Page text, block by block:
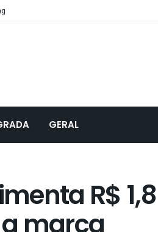
GERAL
R$ 1,8
marca